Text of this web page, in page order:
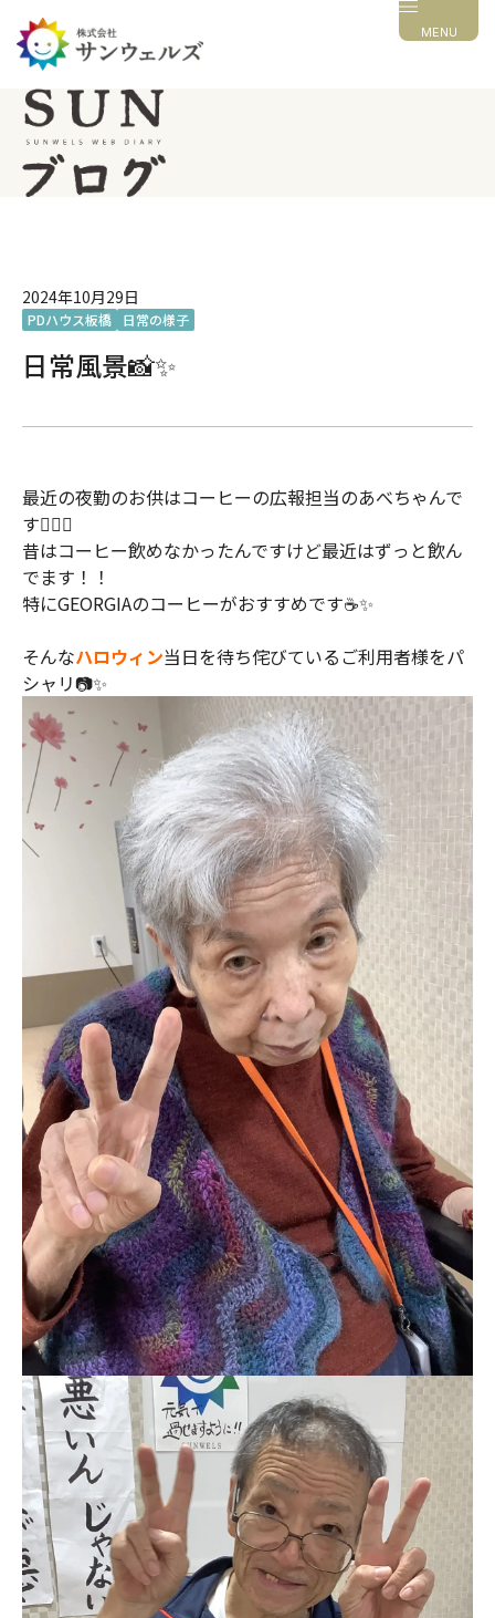
MENU
2024年10月29日
PDハウス板橋 日常の様子
日常風景📸✨
最近の夜勤のお供はコーヒーの広報担当のあべちゃんで
す🙋‍♀️✨
昔はコーヒー飲めなかったんですけど最近はずっと飲ん
でます！！
特にGEORGIAのコーヒーがおすすめです☕️✨
そんなハロウィン当日を待ち侘びているご利用者様をパ
シャリ📷✨